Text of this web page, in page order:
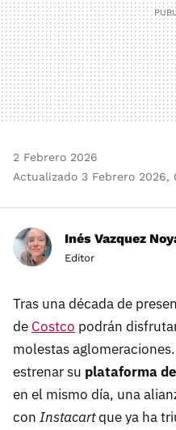
2 Febrero 2026
Actualizado 3 Febrero 2026,
Inés Vazquez
Editor
Tras una década de
de Costco podrán
molestas
estrenar su plataforma
en el mismo día, una
con Instacartque ya ha